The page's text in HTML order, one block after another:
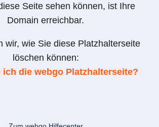
Seite sehen können, ist Ihre
Domain erreichbar.
wir, wie Sie diese Platzhalterseite
löschen können:
ich die webgo Platzhalterseite?